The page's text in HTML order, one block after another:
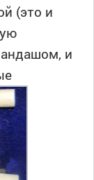
(это и
и